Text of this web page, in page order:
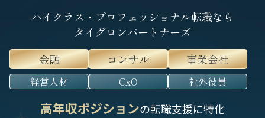
ハイクラス・プロフェッショナル転職なら
タイグロンパートナーズ
金融
コンサル 事業会社
経営人材 CxO 社外役員
高年収ポジションの転職支援に特化